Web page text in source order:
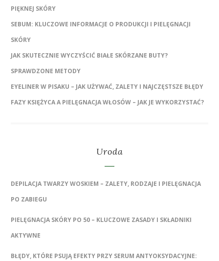
PIĘKNEJ SKÓRY
SEBUM: KLUCZOWE INFORMACJE O PRODUKCJI I PIELĘGNACJI
SKÓRY
JAK SKUTECZNIE WYCZYŚCIĆ BIAŁE SKÓRZANE BUTY?
SPRAWDZONE METODY
EYELINER W PISAKU – JAK UŻYWAĆ, ZALETY I NAJCZĘSTSZE BŁĘDY
FAZY KSIĘŻYCA A PIELĘGNACJA WŁOSÓW – JAK JE WYKORZYSTAĆ?
Uroda
DEPILACJA TWARZY WOSKIEM – ZALETY, RODZAJE I PIELĘGNACJA
PO ZABIEGU
PIELĘGNACJA SKÓRY PO 50 – KLUCZOWE ZASADY I SKŁADNIKI
AKTYWNE
BŁĘDY, KTÓRE PSUJĄ EFEKTY PRZY SERUM ANTYOKSYDACYJNE: